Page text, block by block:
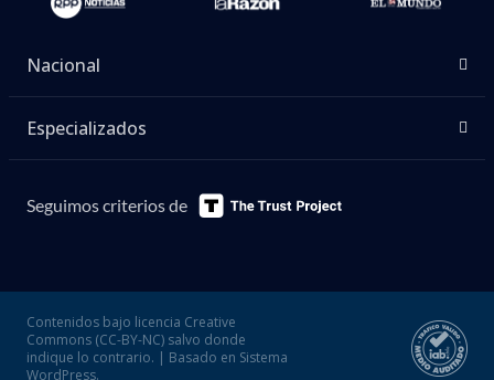
Nacional
Especializados
Seguimos criterios de
Contenidos bajo licencia Creative
Commons (CC-BY-NC) salvo donde
indique lo contrario. | Basado en Sistema
WordPress.